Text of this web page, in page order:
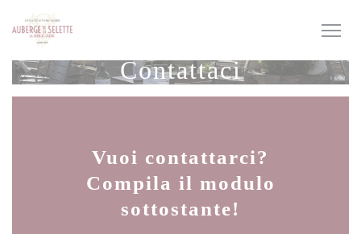
Personalizzazione delle tue scelte sui cookie
Contattaci
Vuoi contattarci?
Compila il modulo
sottostante!